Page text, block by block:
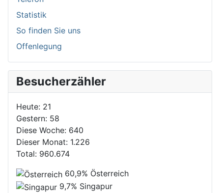
Statistik
So finden Sie uns
Offenlegung
Besucherzähler
Heute: 21
Gestern: 58
Diese Woche: 640
Dieser Monat: 1.226
Total: 960.674
60,9% Österreich
9,7% Singapur